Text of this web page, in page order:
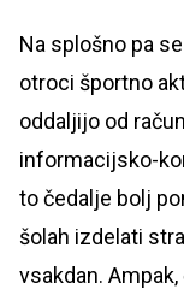
Na splošno pa
otroci športno
oddaljijo od
informacijsko-
to čedalje bolj
šolah izdelati
vsakdan.